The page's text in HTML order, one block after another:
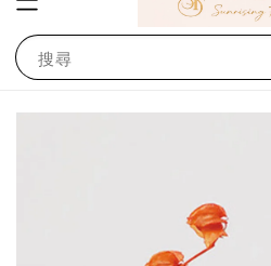
搜尋